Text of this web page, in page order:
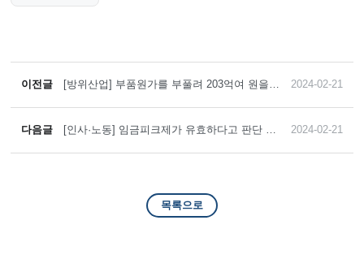
이전글
[방위산업] 부품원가를 부풀려 203억여 원을
소된 피고인에게 집행유예 선고를 이끌어낸
사례
2024-02-21
다음글
[인사·노동] 임금피크제가 유효하다고 판단 받
2024-02-21
목록으로